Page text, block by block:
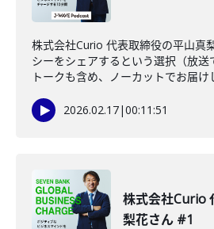
株式会社Curio 代表取締役の平山真
シーをシェアするという選択（放
トークも含め、ノーカットでお届け
2026.02.17|00:11:51
株式会社Curio
梨花さん #1